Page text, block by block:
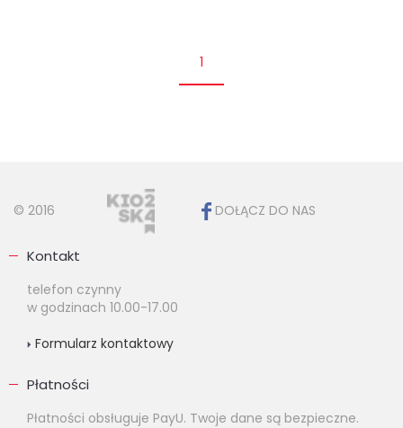
1
© 2016 DOŁĄCZ DO NAS
Kontakt
telefon czynny
w godzinach 10.00-17.00
Formularz kontaktowy
Płatności
Płatności obsługuje PayU. Twoje dane są bezpieczne.